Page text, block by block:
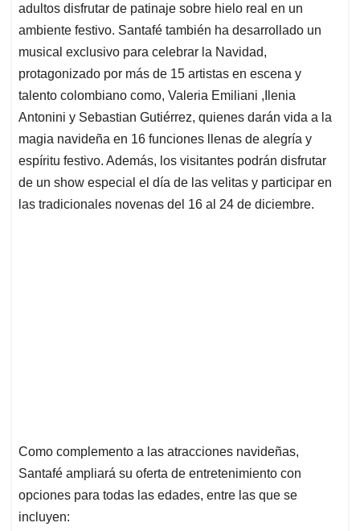
adultos disfrutar de patinaje sobre hielo real en un
ambiente festivo. Santafé también ha desarrollado un
musical exclusivo para celebrar la Navidad,
protagonizado por más de 15 artistas en escena y
talento colombiano como, Valeria Emiliani ,Ilenia
Antonini y Sebastian Gutiérrez, quienes darán vida a la
magia navideña en 16 funciones llenas de alegría y
espíritu festivo. Además, los visitantes podrán disfrutar
de un show especial el día de las velitas y participar en
las tradicionales novenas del 16 al 24 de diciembre.
Como complemento a las atracciones navideñas,
Santafé ampliará su oferta de entretenimiento con
opciones para todas las edades, entre las que se
incluyen: